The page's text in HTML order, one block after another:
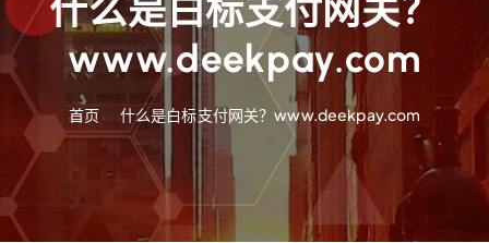
什么是白标支付网关？
www.deekpay.com
首页 什么是白标支付网关？www.deekpay.com